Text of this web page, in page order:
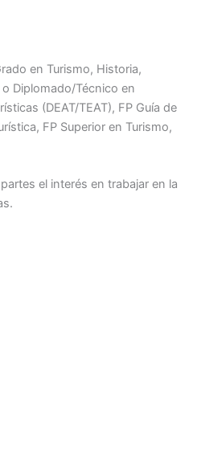
en Turismo, Historia,
Diplomado/Técnico en
(DEAT/TEAT), FP Guía de
FP Superior en Turismo,
el interés en trabajar en la